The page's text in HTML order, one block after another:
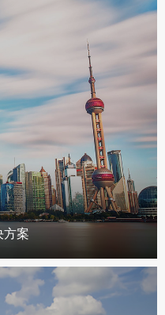
案